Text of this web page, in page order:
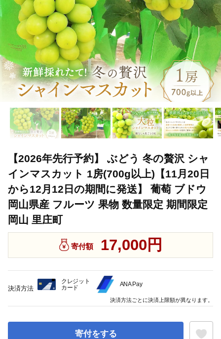
【2026年先行予約】 ぶどう 冬の贅沢 シャ
インマスカット 1房(700g以上)【11月20日
から12月12日の期間に発送】 葡萄 ブドウ
岡山県産 フルーツ 果物 数量限定 期間限定
岡山 里庄町
寄付額 17,000円
寄付をする
決済方法
クレジット
カード
ANA Pay
決済方法ごとに決済上限額が異なります。